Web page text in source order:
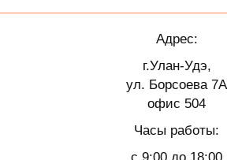
Адрес:
г.Улан-Удэ,
ул. Борсоева 7А
офис 504
Часы работы:
с 9:00 до 18:00